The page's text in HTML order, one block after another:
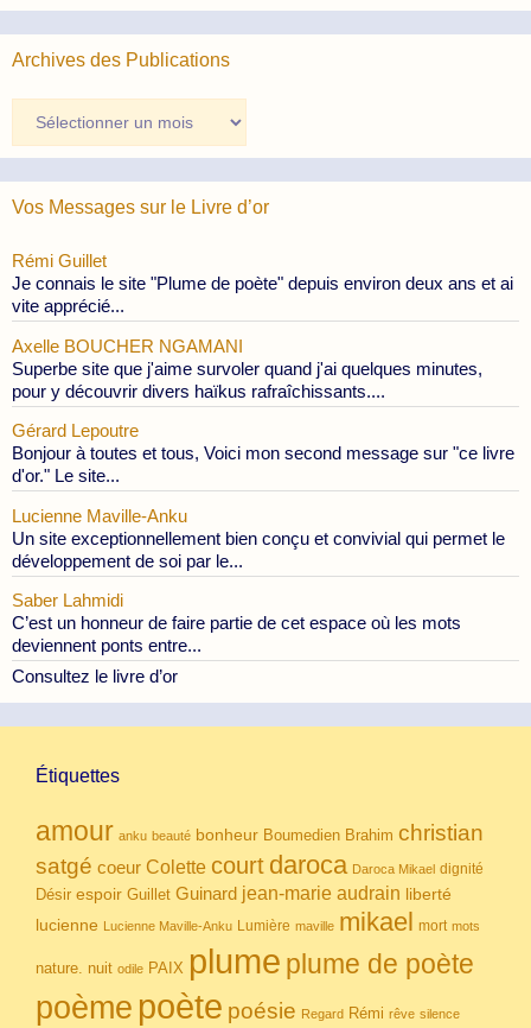
Archives des Publications
des
Publications
Vos Messages sur le Livre d’or
Rémi Guillet
Je connais le site "Plume de poète" depuis environ deux ans et ai
vite apprécié...
Axelle BOUCHER NGAMANI
Superbe site que j'aime survoler quand j'ai quelques minutes,
pour y découvrir divers haïkus rafraîchissants....
Gérard Lepoutre
Bonjour à toutes et tous, Voici mon second message sur "ce livre
d'or." Le site...
Lucienne Maville-Anku
Un site exceptionnellement bien conçu et convivial qui permet le
développement de soi par le...
Saber Lahmidi
C’est un honneur de faire partie de cet espace où les mots
deviennent ponts entre...
Consultez le livre d’or
Étiquettes
amour anku beauté bonheur Boumedien Brahim christian
satgé coeur Colette court daroca Daroca Mikael dignité
Désir espoir Guillet Guinard jean-marie audrain liberté
lucienne Lucienne Maville-Anku Lumière maville mikael mort mots
nature. nuit odile PAIX plume plume de poète
poème poète poésie Regard Rémi rêve silence